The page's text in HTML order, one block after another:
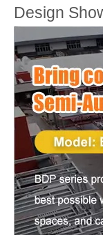
Design